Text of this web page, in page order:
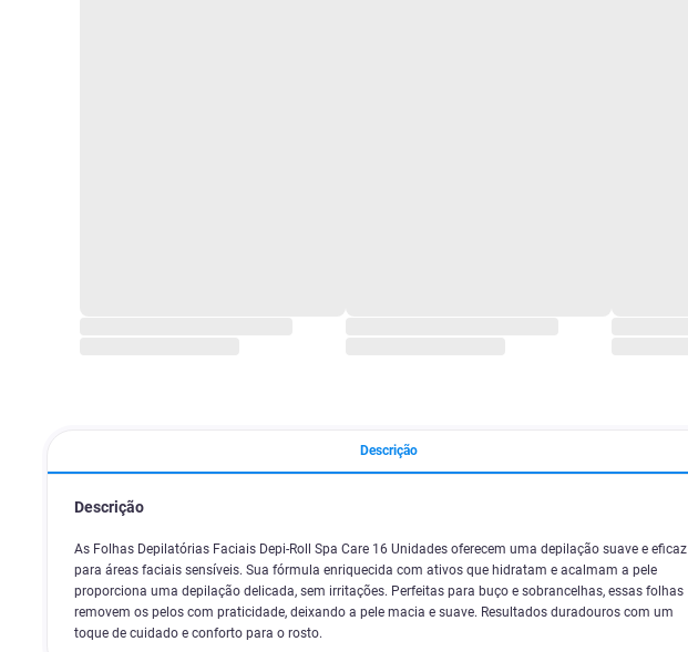
Descrição
Descrição
As Folhas Depilatórias Faciais Depi-Roll Spa Care 16 Unidades oferecem uma depilação suave e eficaz
para áreas faciais sensíveis. Sua fórmula enriquecida com ativos que hidratam e acalmam a pele
proporciona uma depilação delicada, sem irritações. Perfeitas para buço e sobrancelhas, essas folhas
removem os pelos com praticidade, deixando a pele macia e suave. Resultados duradouros com um
toque de cuidado e conforto para o rosto.